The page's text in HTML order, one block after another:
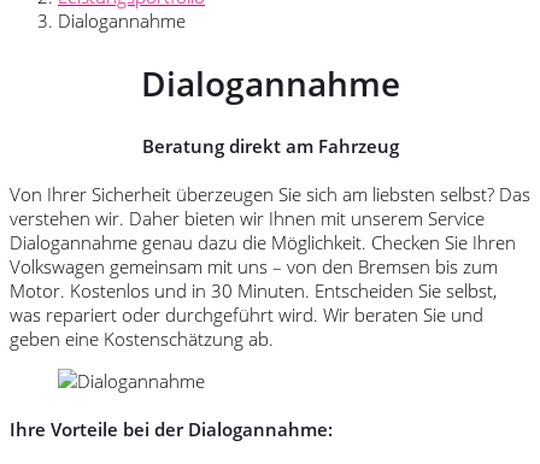
Dialogannahme
Dialogannahme
Beratung direkt am Fahrzeug
Von Ihrer Sicherheit überzeugen Sie sich am liebsten selbst? Das
verstehen wir. Daher bieten wir Ihnen mit unserem Service
Dialogannahme genau dazu die Möglichkeit. Checken Sie Ihren
Volkswagen gemeinsam mit uns – von den Bremsen bis zum
Motor. Kostenlos und in 30 Minuten. Entscheiden Sie selbst,
was repariert oder durchgeführt wird. Wir beraten Sie und
geben eine Kostenschätzung ab.
Ihre Vorteile bei der Dialogannahme: